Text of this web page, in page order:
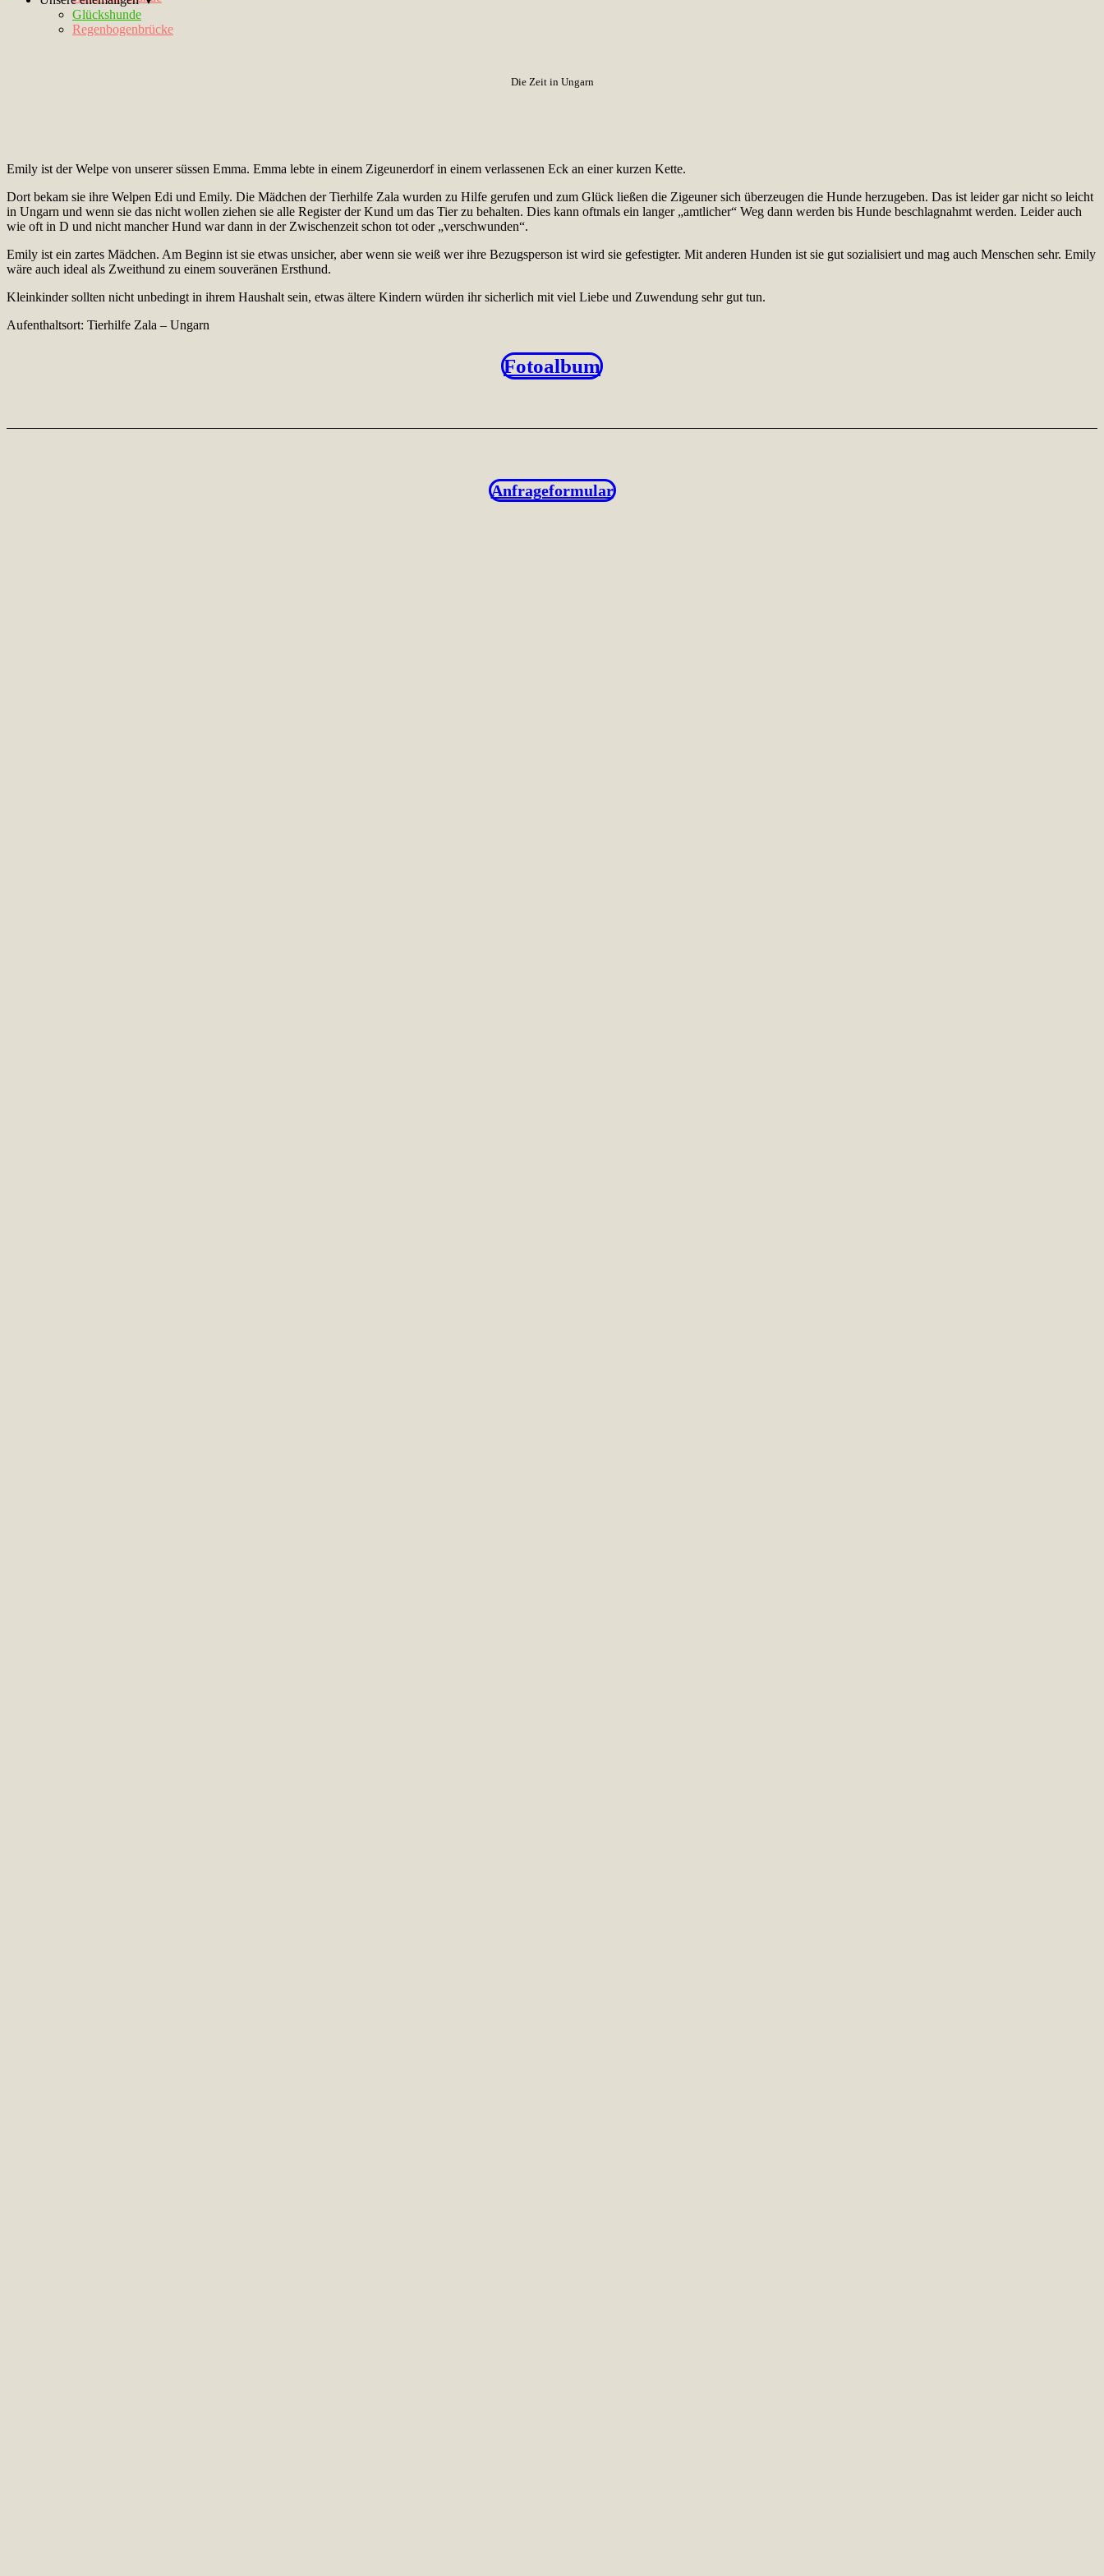
Glückshunde
Regenbogenbrücke
Die Zeit in Ungarn
Emily ist der Welpe von unserer süssen Emma. Emma lebte in einem Zigeunerdorf in einem verlassenen Eck an einer kurzen Kette.
Dort bekam sie ihre Welpen Edi und Emily. Die Mädchen der Tierhilfe Zala wurden zu Hilfe gerufen und zum Glück ließen die Zigeuner sich überzeugen die Hunde herzugeben. Das ist leider gar nicht so leicht
in Ungarn und wenn sie das nicht wollen ziehen sie alle Register der Kund um das Tier zu behalten. Dies kann oftmals ein langer „amtlicher“ Weg dann werden bis Hunde beschlagnahmt werden. Leider auch
wie oft in D und nicht mancher Hund war dann in der Zwischenzeit schon tot oder „verschwunden“.
Emily ist ein zartes Mädchen. Am Beginn ist sie etwas unsicher, aber wenn sie weiß wer ihre Bezugsperson ist wird sie gefestigter. Mit anderen Hunden ist sie gut sozialisiert und mag auch Menschen sehr. Emily
wäre auch ideal als Zweithund zu einem souveränen Ersthund.
Kleinkinder sollten nicht unbedingt in ihrem Haushalt sein, etwas ältere Kindern würden ihr sicherlich mit viel Liebe und Zuwendung sehr gut tun.
Aufenthaltsort: Tierhilfe Zala – Ungarn
Fotoalbum
Anfrageformular